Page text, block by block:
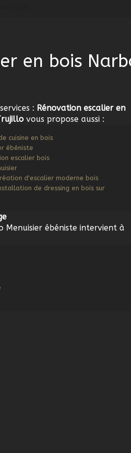
en bois
: Rénovation escalier en
vous propose aussi :
cuisine en bois
ébéniste
escalier bois
d'escalier moderne bois
de dressing en bois sur
Menuisier ébéniste intervient à